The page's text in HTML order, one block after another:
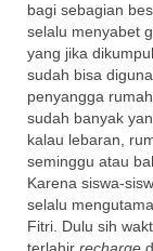
bagi sebagian
selalu menyabet
yang jika
sudah bisa
penyangga
sudah banyak
kalau lebaran,
seminggu atau
Karena siswa-
selalu
Fitri. Dulu sih